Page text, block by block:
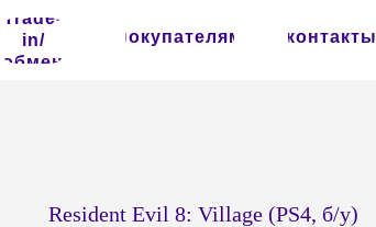
Trade-
in/
обмен
покупателям контакты
Resident Evil 8: Village (PS4, б/у)